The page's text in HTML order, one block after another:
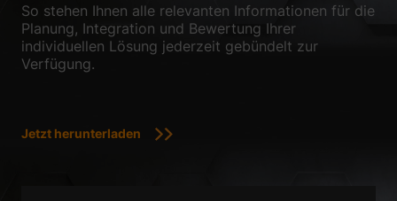
So stehen Ihnen alle relevanten Informationen für die
Planung, Integration und Bewertung Ihrer
individuellen Lösung jederzeit gebündelt zur
Verfügung.
Jetzt herunterladen